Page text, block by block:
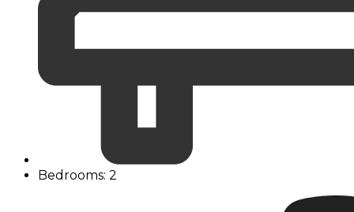
Bedrooms: 2